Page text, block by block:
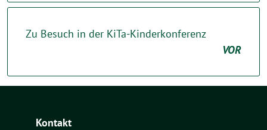
Zu Besuch in der KiTa-Kinderkonferenz
VOR
Kontakt